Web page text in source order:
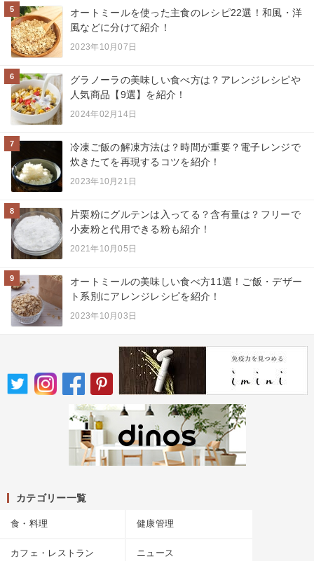
5
オートミールを使った主食のレシピ22選！和風・洋
風などに分けて紹介！
2023年10月07日
6
グラノーラの美味しい食べ方は？アレンジレシピや
人気商品【9選】を紹介！
2024年02月14日
7
冷凍ご飯の解凍方法は？時間が重要？電子レンジで
炊きたてを再現するコツを紹介！
2023年10月21日
8
片栗粉にグルテンは入ってる？含有量は？フリーで
小麦粉と代用できる粉も紹介！
2021年10月05日
9
オートミールの美味しい食べ方11選！ご飯・デザー
ト系別にアレンジレシピを紹介！
2023年10月03日
カテゴリー一覧
食・料理 健康管理
カフェ・レストラン ニュース